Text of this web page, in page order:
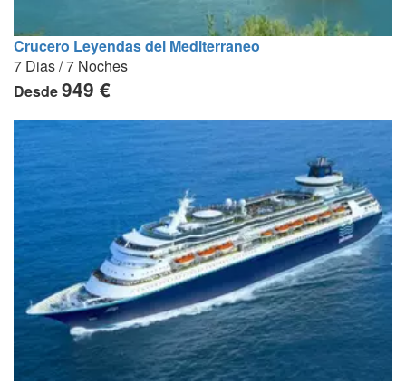
Crucero Leyendas del Mediterraneo
7 Dias / 7 Noches
Desde949 €